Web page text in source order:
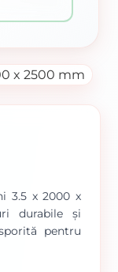
3.5 x 2000 x
durabile și
pentru